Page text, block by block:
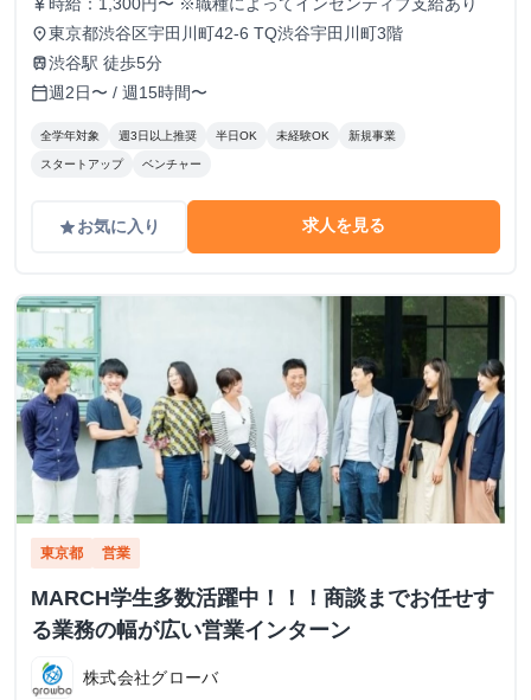
currency_yen
place東京都渋谷区宇田川町42-6 TQ渋谷宇田川町3階
train渋谷駅 徒歩5分
calendar_today週2日〜 / 週15時間〜
全学年対象 週3日以上推奨 半日OK 未経験OK 新規事業
スタートアップ ベンチャー
gradeお気に入り 求人を見る
東京都 営業
MARCH学生多数活躍中！！！商談までお任せす
る業務の幅が広い営業インターン
株式会社グローバ